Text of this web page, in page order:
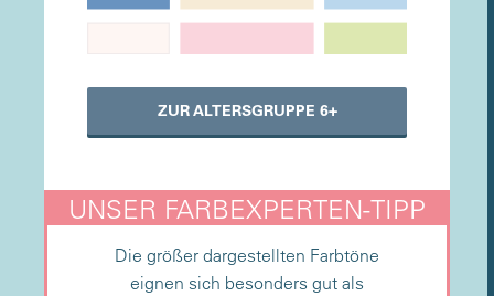
ZUR ALTERSGRUPPE 6+
UNSER FARBEXPERTEN-TIPP
Die größer dargestellten Farbtöne
eignen sich besonders gut als